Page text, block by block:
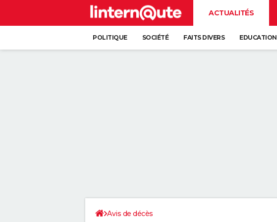
ACTUALITÉS
POLITIQUE SOCIÉTÉ FAITS DIVERS EDUCATION
Avis de décès